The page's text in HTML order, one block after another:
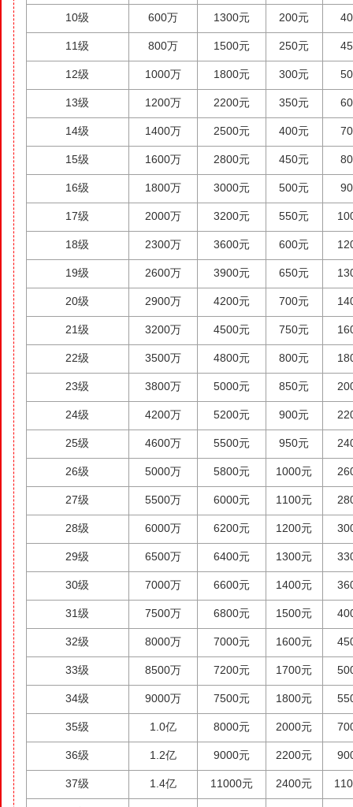
10级 600万 1300元 200元
11级 800万 1500元 250元
12级 1000万 1800元 300元
13级 1200万 2200元 350元
14级 1400万 2500元 400元
15级 1600万 2800元 450元
16级 1800万 3000元 500元
17级 2000万 3200元 550元
18级 2300万 3600元 600元
19级 2600万 3900元 650元
20级 2900万 4200元 700元
21级 3200万 4500元 750元
22级 3500万 4800元 800元
23级 3800万 5000元 850元
24级 4200万 5200元 900元
25级 4600万 5500元 950元
26级 5000万 5800元 1000元
27级 5500万 6000元 1100元
28级 6000万 6200元 1200元
29级 6500万 6400元 1300元
30级 7000万 6600元 1400元
31级 7500万 6800元 1500元
32级 8000万 7000元 1600元
33级 8500万 7200元 1700元
34级 9000万 7500元 1800元
35级 1.0亿 8000元 2000元
36级 1.2亿 9000元 2200元
37级 1.4亿 11000元 2400元